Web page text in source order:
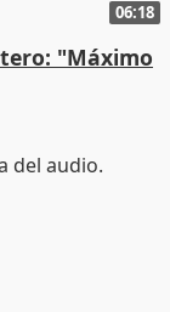
06:18
"Máximo